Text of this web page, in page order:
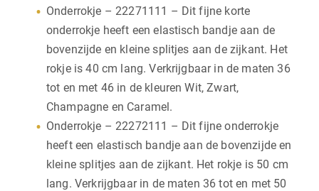
Onderrokje – 22271111 – Dit fijne korte
onderrokje heeft een elastisch bandje aan de
bovenzijde en kleine splitjes aan de zijkant. Het
rokje is 40 cm lang. Verkrijgbaar in de maten 36
tot en met 46 in de kleuren Wit, Zwart,
Champagne en Caramel.
Onderrokje – 22272111 – Dit fijne onderrokje
heeft een elastisch bandje aan de bovenzijde en
kleine splitjes aan de zijkant. Het rokje is 50 cm
lang. Verkrijgbaar in de maten 36 tot en met 50